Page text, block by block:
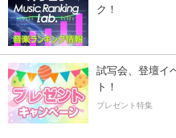
ク！
試写会、登壇イ
ト！
プレゼント特集